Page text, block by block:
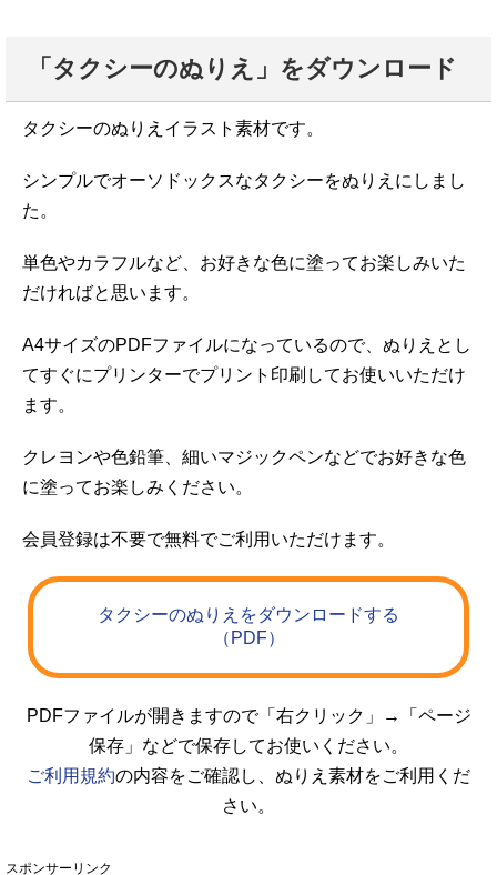
「タクシーのぬりえ」をダウンロード
タクシーのぬりえイラスト素材です。
シンプルでオーソドックスなタクシーをぬりえにしまし
た。
単色やカラフルなど、お好きな色に塗ってお楽しみいた
だければと思います。
A4サイズのPDFファイルになっているので、ぬりえとし
てすぐにプリンターでプリント印刷してお使いいただけ
ます。
クレヨンや色鉛筆、細いマジックペンなどでお好きな色
に塗ってお楽しみください。
会員登録は不要で無料でご利用いただけます。
タクシーのぬりえをダウンロードする
（PDF）
PDFファイルが開きますので「右クリック」→「ページ
保存」などで保存してお使いください。
ご利用規約の内容をご確認し、ぬりえ素材をご利用くだ
さい。
スポンサーリンク